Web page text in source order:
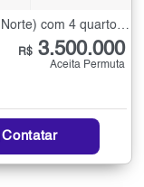
R$ 3.500.000
Aceita Permuta
Contatar